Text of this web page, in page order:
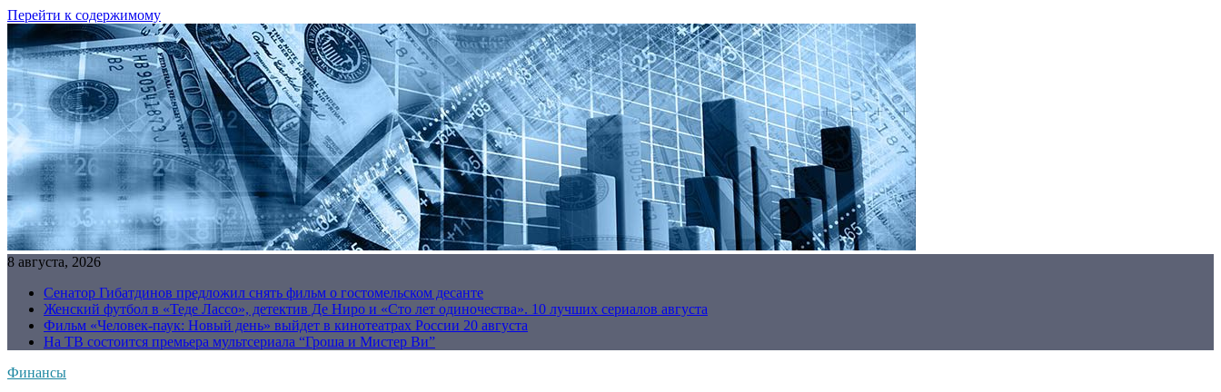
Перейти к содержимому
8 августа, 2026
Сенатор Гибатдинов предложил снять фильм о гостомельском десанте
Женский футбол в «Теде Лассо», детектив Де Ниро и «Сто лет одиночества». 10 лучших сериалов августа
Фильм «Человек-паук: Новый день» выйдет в кинотеатрах России 20 августа
На ТВ состоится премьера мультсериала “Гроша и Мистер Ви”
Финансы